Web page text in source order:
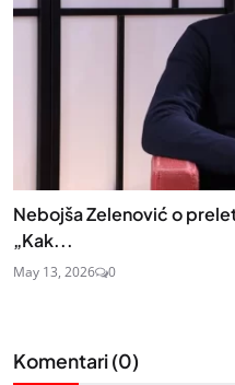
Nebojša Zelenović o
„Kak...
May 13, 2026 0
Komentari (0)